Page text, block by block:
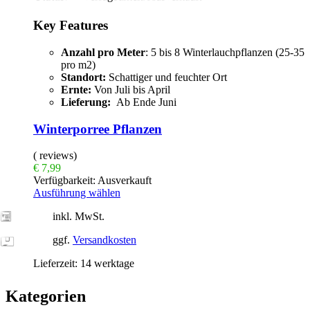
Key Features
Anzahl pro Meter: 5 bis 8 Winterlauchpflanzen (25-35
pro m2)
Standort: Schattiger und feuchter Ort
Ernte: Von Juli bis April
Lieferung: Ab Ende Juni
Winterporree Pflanzen
( reviews)
€ 7,99
Verfügbarkeit: Ausverkauft
Ausführung wählen
inkl. MwSt.
ggf. Versandkosten
Lieferzeit: 14 werktage
Kategorien